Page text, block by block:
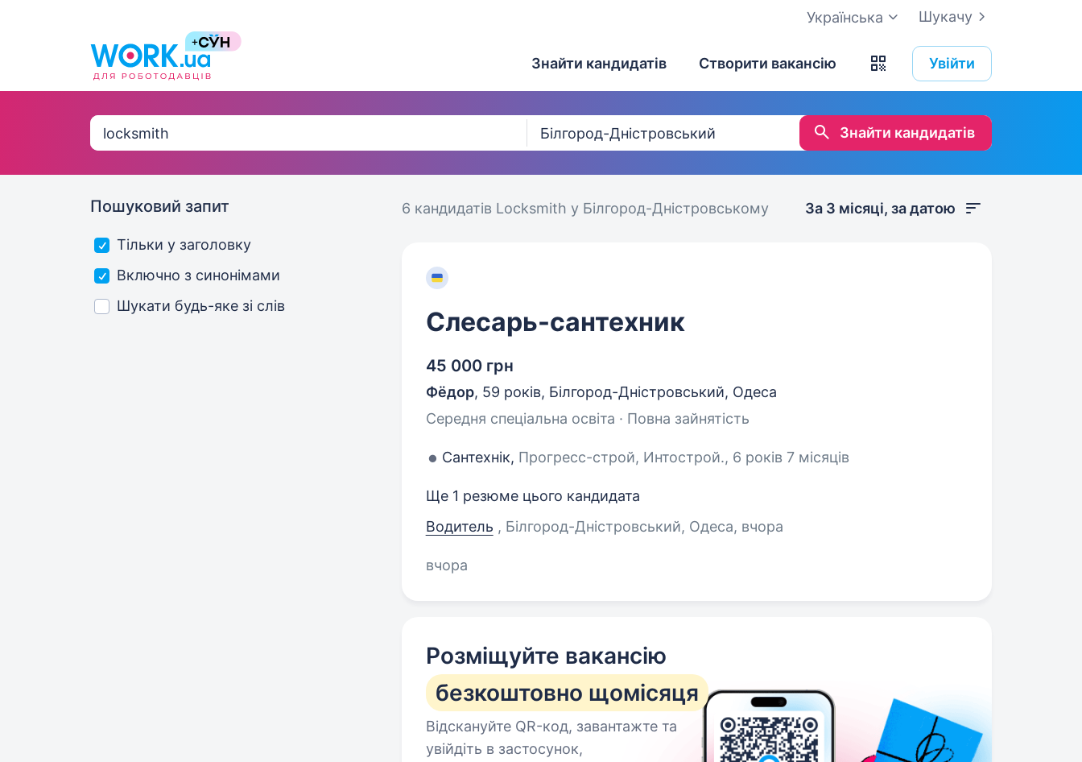
Шукачу
Українська
Знайти кандидатів Створити вакансію Увійти
Знайти кандидатів
Пошуковий запит
Тільки у заголовку
Включно з синонімами
Шукати будь-яке зі слів
6 кандидатів Locksmith у Білгород-Дністровському За 3 місяці, за датою
Слесарь-сантехник
45 000 грн
Фёдор, 59 років, Білгород-Дністровський, Одеса
Середня спеціальна освіта · Повна зайнятість
Сантехнік, Прогресс-строй, Интострой., 6 років 7 місяців
Ще 1 резюме цього кандидата
Водитель , Білгород-Дністровський, Одеса, вчора
вчора
Розміщуйте вакансію
безкоштовно щомісяця
Відскануйте QR-код, завантажте та
увійдіть в застосунок,